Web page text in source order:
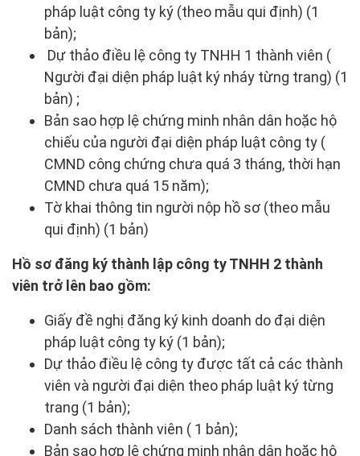
pháp luật công ty ký (theo mẫu qui định) (1
bản);
Dự thảo điều lệ công ty TNHH 1 thành viên (
Người đại diện pháp luật ký nháy từng trang) (1
bản) ;
Bản sao hợp lệ chứng minh nhân dân hoặc hộ
chiếu của người đại diện pháp luật công ty (
CMND công chứng chưa quá 3 tháng, thời hạn
CMND chưa quá 15 năm);
Tờ khai thông tin người nộp hồ sơ (theo mẫu
qui định) (1 bản)
Hồ sơ đăng ký thành lập công ty TNHH 2 thành
viên trở lên bao gồm:
Giấy đề nghị đăng ký kinh doanh do đại diện
pháp luật công ty ký (1 bản);
Dự thảo điều lệ công ty được tất cả các thành
viên và người đại diện theo pháp luật ký từng
trang (1 bản);
Danh sách thành viên ( 1 bản);
Bản sao hợp lệ chứng minh nhân dân hoặc hộ